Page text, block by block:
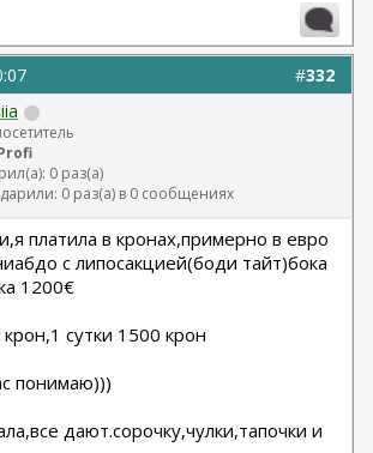
#332
0 раз(а)
0 раз(а) в 0 сообщениях
платила в кронах,примерно в евро
с липосакцией(боди тайт)бока
1200€
сутки 1500 крон
понимаю)))
дают.сорочку,чулки,тапочки и